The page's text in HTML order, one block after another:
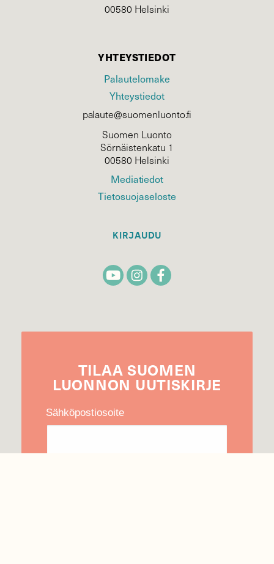
00580 Helsinki
YHTEYSTIEDOT
Palautelomake
Yhteystiedot
palaute@suomenluonto.fi
Suomen Luonto
Sörnäistenkatu 1
00580 Helsinki
Mediatiedot
Tietosuojaseloste
KIRJAUDU
TILAA SUOMEN
LUONNON UUTIS­KIRJE
Sähköpostiosoite